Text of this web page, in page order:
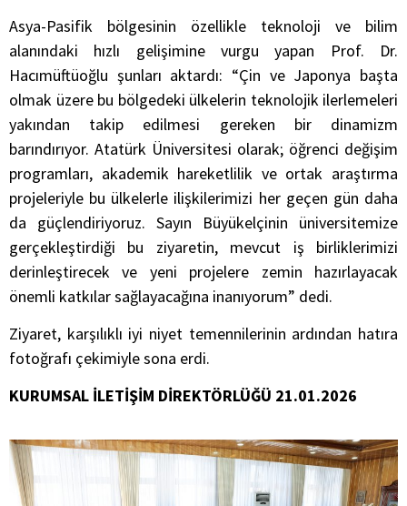
Asya-Pasifik bölgesinin özellikle teknoloji ve bilim
alanındaki hızlı gelişimine vurgu yapan Prof. Dr.
Hacımüftüoğlu şunları aktardı: “Çin ve Japonya başta
olmak üzere bu bölgedeki ülkelerin teknolojik ilerlemeleri
yakından takip edilmesi gereken bir dinamizm
barındırıyor. Atatürk Üniversitesi olarak; öğrenci değişim
programları, akademik hareketlilik ve ortak araştırma
projeleriyle bu ülkelerle ilişkilerimizi her geçen gün daha
da güçlendiriyoruz. Sayın Büyükelçinin üniversitemize
gerçekleştirdiği bu ziyaretin, mevcut iş birliklerimizi
derinleştirecek ve yeni projelere zemin hazırlayacak
önemli katkılar sağlayacağına inanıyorum” dedi.
Ziyaret, karşılıklı iyi niyet temennilerinin ardından hatıra
fotoğrafı çekimiyle sona erdi.
KURUMSAL İLETİŞİM DİREKTÖRLÜĞÜ 21.01.2026